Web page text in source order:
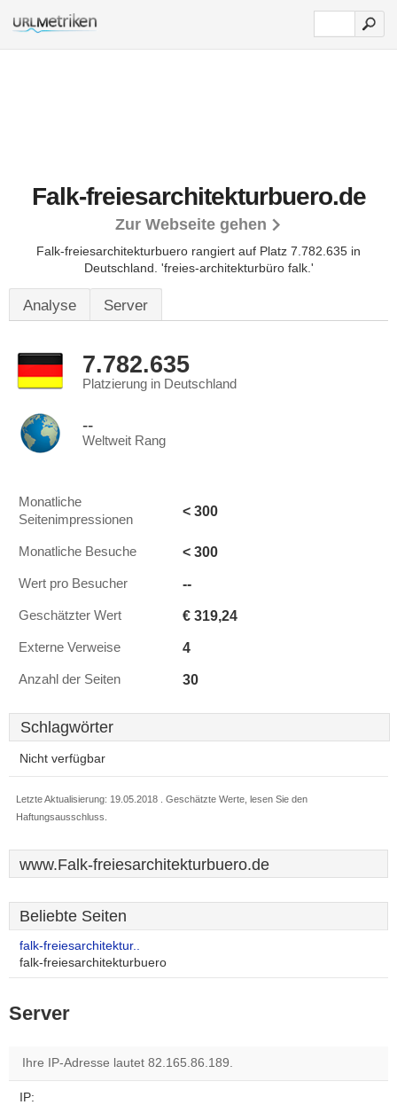
Falk-freiesarchitekturbuero.de
Zur Webseite gehen
Falk-freiesarchitekturbuero rangiert auf Platz 7.782.635 in
Deutschland. 'freies-architekturbüro falk.'
Analyse Server
7.782.635
Platzierung in Deutschland
--
Weltweit Rang
Monatliche
Seitenimpressionen
< 300
Monatliche Besuche < 300
Wert pro Besucher --
Geschätzter Wert € 319,24
Externe Verweise 4
Anzahl der Seiten 30
Schlagwörter
Nicht verfügbar
Letzte Aktualisierung: 19.05.2018 . Geschätzte Werte, lesen Sie den
Haftungsausschluss.
www.Falk-freiesarchitekturbuero.de
Beliebte Seiten
falk-freiesarchitektur..
falk-freiesarchitekturbuero
Server
Ihre IP-Adresse lautet 82.165.86.189.
IP: